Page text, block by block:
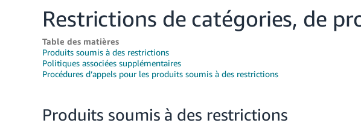
Restrictions de catégories, de
Table des matières
Produits soumis à des restrictions
Politiques associées supplémentaires
Procédures d’appels pour les produits soumis à des restrictions
Produits soumis à des restrictions